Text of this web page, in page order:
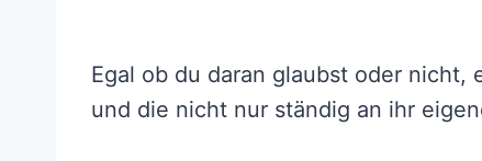
Egal ob du daran glaubst oder
und die nicht nur ständig an ihr